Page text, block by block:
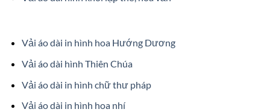
Vải áo dài in hình hoa Hướng Dương
Vải áo dài hình Thiên Chúa
Vải áo dài in hình chữ thư pháp
Vải áo dài in hình hoa nhí